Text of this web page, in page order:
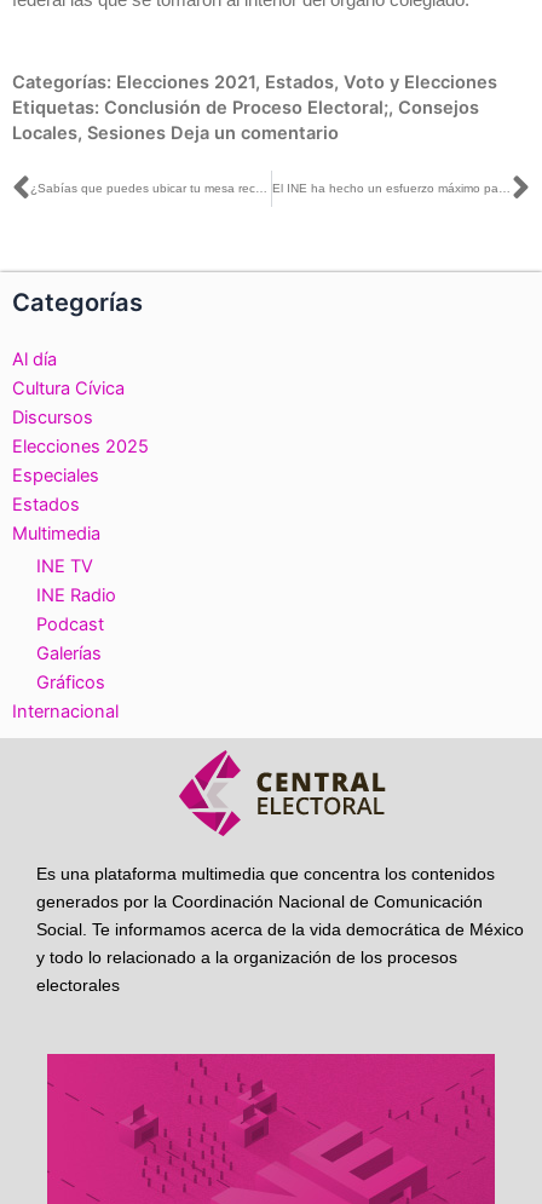
Categorías: Elecciones 2021, Estados, Voto y Elecciones
Etiquetas: Conclusión de Proceso Electoral;, Consejos
Locales, Sesiones Deja un comentario
Ant
Categorías
Al día
Cultura Cívica
Discursos
Elecciones 2025
Especiales
Estados
Multimedia
INE TV
INE Radio
Podcast
Galerías
Gráficos
Internacional
Es una plataforma multimedia que concentra los contenidos
generados por la Coordinación Nacional de Comunicación
Social. Te informamos acerca de la vida democrática de México
y todo lo relacionado a la organización de los procesos
electorales